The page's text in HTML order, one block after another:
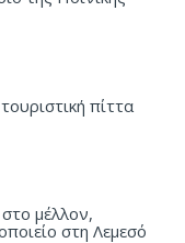
πίττα
μέλλον,
στη Λεμεσό